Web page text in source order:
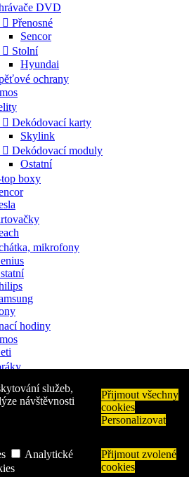
služeb,
návštěvnosti
Přijmout všechny
cookies
Personalizovat
Analytické
Přijmout zvolené
cookies
DVD
 Přenosné
Sencor
 Stolní
Hyundai
ochrany
 Dekódovací karty
Skylink
 Dekódovací moduly
Ostatní
top boxy
mikrofony
hodiny
 Příslušenství
Gorenje